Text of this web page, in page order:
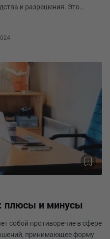
и разрешения. Это
рабо
плюсы и минусы
собой противоречие в сфере
принимающее форму